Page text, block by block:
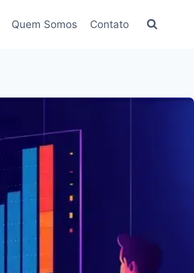
Quem Somos Contato